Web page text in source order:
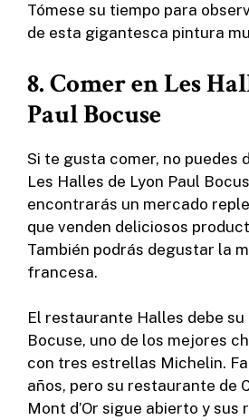
Tómese su tiempo para
de esta gigantesca pintura
8. Comer en Les
Paul Bocuse
Si te gusta comer, no puedes
Les Halles de Lyon Paul
encontrarás un mercado
que venden deliciosos
También podrás degustar la
francesa.
El restaurante Halles debe su
Bocuse, uno de los mejores
con tres estrellas Michelin.
años, pero su restaurante de
Mont d’Or sigue abierto y sus